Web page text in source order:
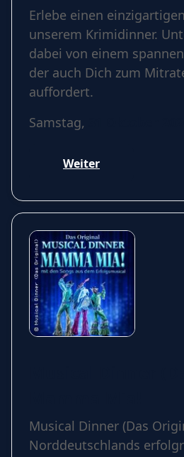
Carte
Erlebe einen
unserem Krimidinner.
dabei von einem
der auch Dich zum
auffordert.
Samstag,
Weiter
Musical Dinner (Das
Norddeutschlands